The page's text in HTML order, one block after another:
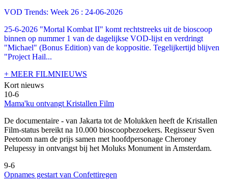
VOD Trends: Week 26 : 24-06-2026
25-6-2026 "Mortal Kombat II" komt rechtstreeks uit de bioscoop
binnen op nummer 1 van de dagelijkse VOD-lijst en verdringt
"Michael" (Bonus Edition) van de koppositie. Tegelijkertijd blijven
"Project Hail...
+ MEER FILMNIEUWS
Kort nieuws
10-6
Mama'ku ontvangt Kristallen Film
De documentaire - van Jakarta tot de Molukken heeft de Kristallen
Film-status bereikt na 10.000 bioscoopbezoekers. Regisseur Sven
Peetoom nam de prijs samen met hoofdpersonage Cheroney
Pelupessy in ontvangst bij het Moluks Monument in Amsterdam.
9-6
Opnames gestart van Confettiregen